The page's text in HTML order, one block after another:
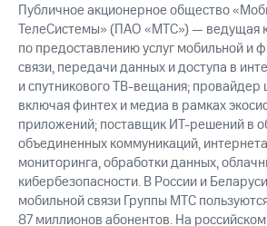
Публичное акционерное общество
ТелеСистемы» (ПАО «МТС») — ведущая
по предоставлению услуг мобильной и
связи, передачи данных и доступа в
и спутникового ТВ-вещания;
включая финтех и медиа в рамках
приложений; поставщик ИТ-решений в
объединенных коммуникаций,
мониторинга, обработки данных,
кибербезопасности. В России и
мобильной связи Группы МТС
87 миллионов абонентов. На